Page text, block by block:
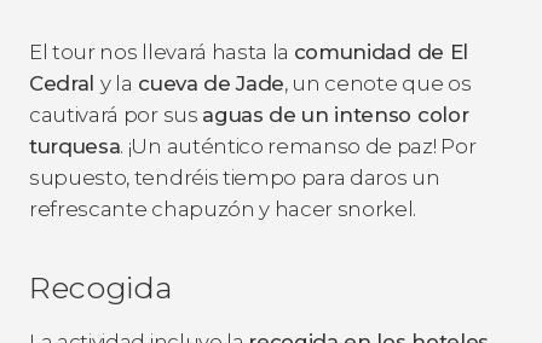
El tour nos llevará hasta la comunidad de El
Cedral y la cueva de Jade, un cenote que os
cautivará por sus aguas de un intenso color
turquesa. ¡Un auténtico remanso de paz! Por
supuesto, tendréis tiempo para daros un
refrescante chapuzón y hacer snorkel.
Recogida